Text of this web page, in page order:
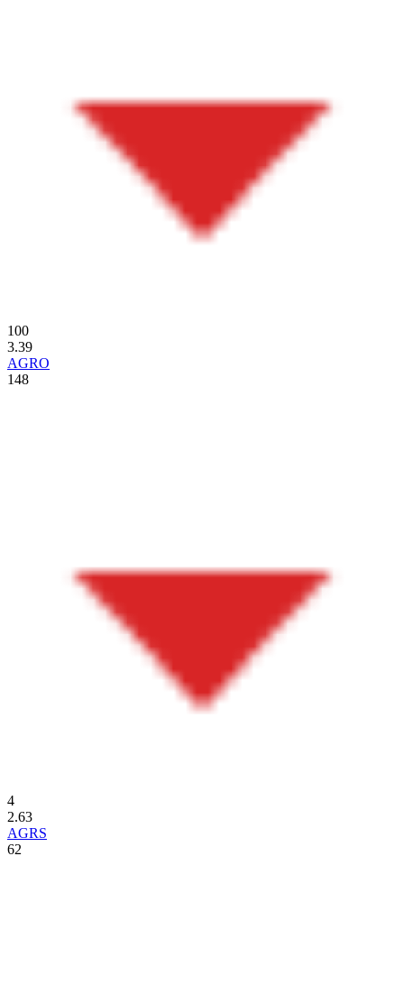
100
3.39
AGRO
148
4
2.63
AGRS
62